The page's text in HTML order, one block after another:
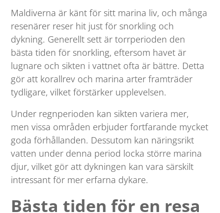
Maldiverna är känt för sitt marina liv, och många
resenärer reser hit just för snorkling och
dykning. Generellt sett är torrperioden den
bästa tiden för snorkling, eftersom havet är
lugnare och sikten i vattnet ofta är bättre. Detta
gör att korallrev och marina arter framträder
tydligare, vilket förstärker upplevelsen.
Under regnperioden kan sikten variera mer,
men vissa områden erbjuder fortfarande mycket
goda förhållanden. Dessutom kan näringsrikt
vatten under denna period locka större marina
djur, vilket gör att dykningen kan vara särskilt
intressant för mer erfarna dykare.
Bästa tiden för en resa